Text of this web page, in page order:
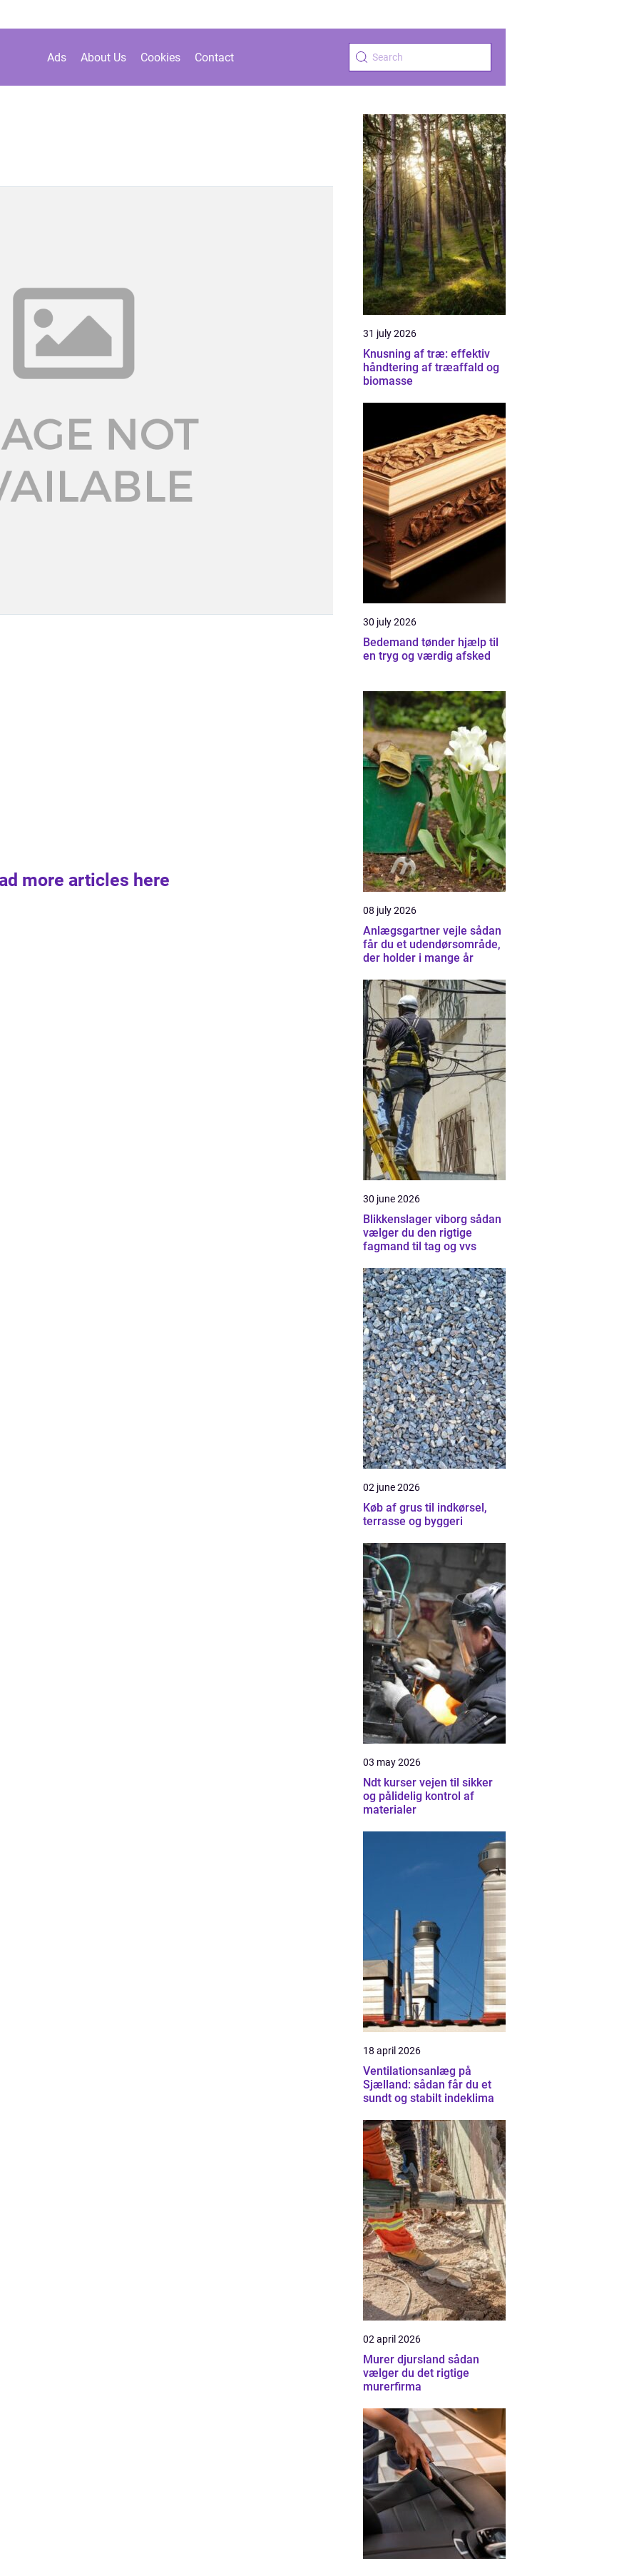
Ads About Us Cookies Contact
more articles here
31 july 2026
Knusning af træ: effektiv
håndtering af træaffald og
biomasse
30 july 2026
Bedemand tønder hjælp til
en tryg og værdig afsked
08 july 2026
Anlægsgartner vejle sådan
får du et udendørsområde,
der holder i mange år
30 june 2026
Blikkenslager viborg sådan
vælger du den rigtige
fagmand til tag og vvs
02 june 2026
Køb af grus til indkørsel,
terrasse og byggeri
03 may 2026
Ndt kurser vejen til sikker
og pålidelig kontrol af
materialer
18 april 2026
Ventilationsanlæg på
Sjælland: sådan får du et
sundt og stabilt indeklima
02 april 2026
Murer djursland sådan
vælger du det rigtige
murerfirma